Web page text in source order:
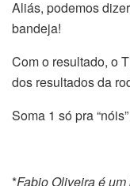
Aliás, podemos
bandeja!
Com o resultado, o
dos resultados da
Soma 1 só pra
*Fabio Oliveira é